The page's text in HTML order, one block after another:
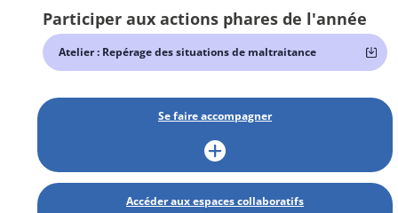
Participer aux actions phares de l'année
Atelier : Repérage des situations de maltraitance
Se faire accompagner
Accéder aux espaces collaboratifs